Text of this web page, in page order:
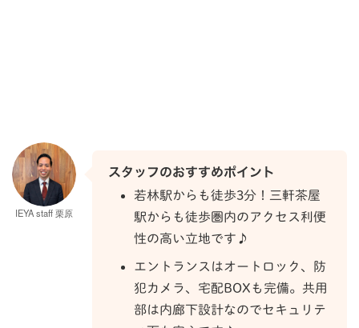
IEYA staff 栗原
スタッフのおすすめポイント
若林駅からも徒歩3分！三軒茶屋
駅からも徒歩圏内のアクセス利便
性の高い立地です♪
エントランスはオートロック、防
犯カメラ、宅配BOXも完備。共用
部は内廊下設計なのでセキュリテ